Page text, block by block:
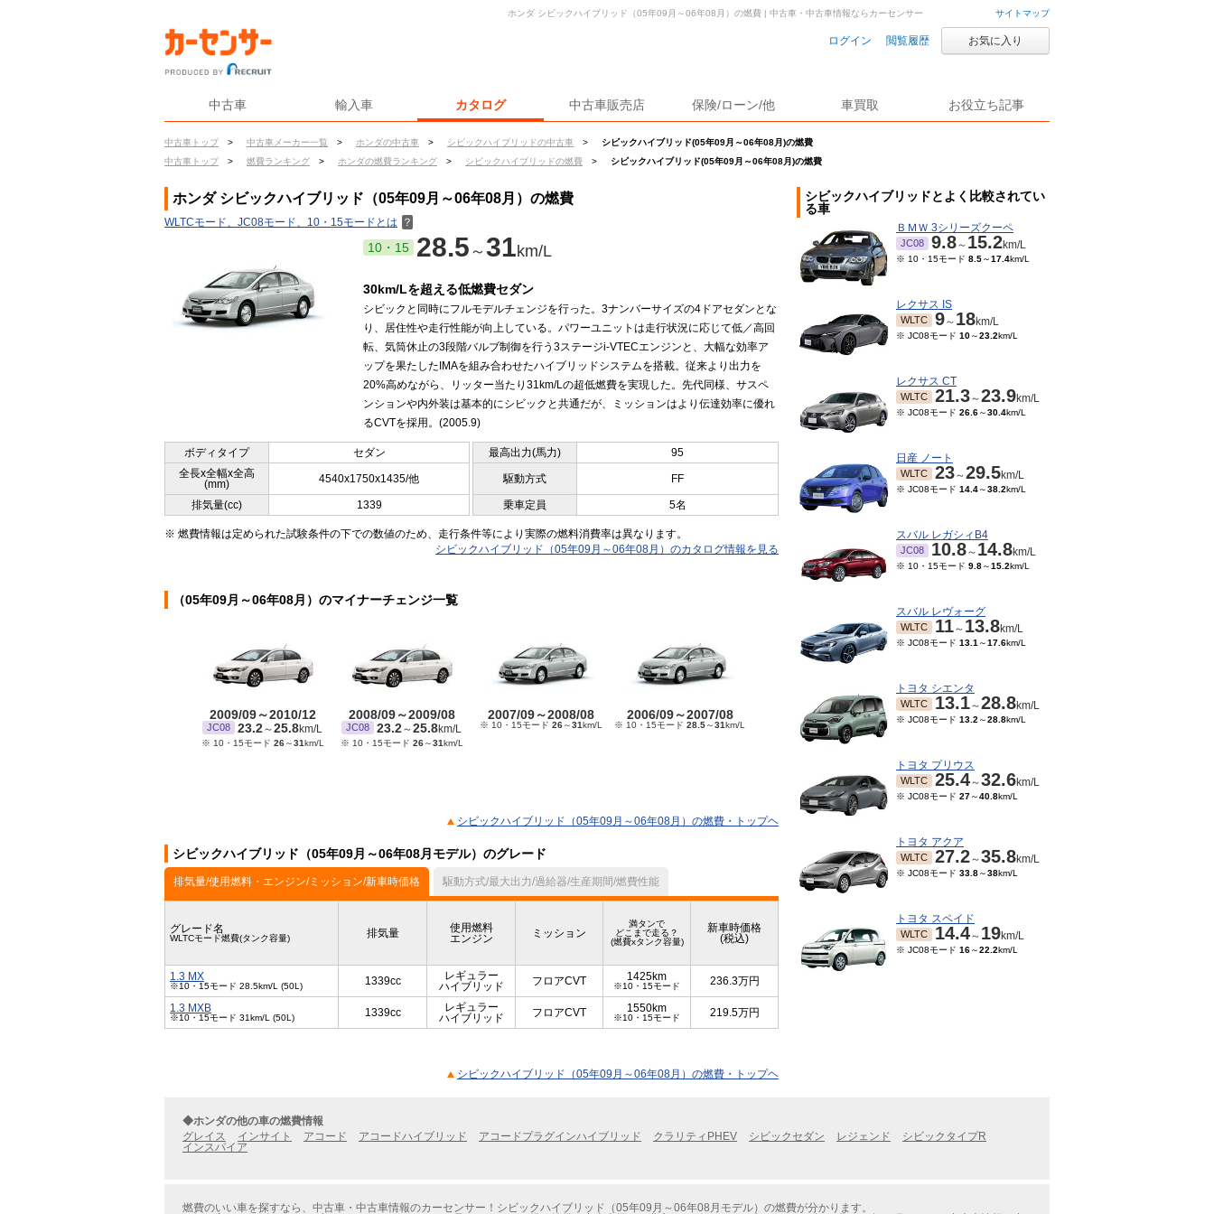
サイトマップ
ログイン 閲覧履歴 お気に入り
中古車 輸入車 カタログ 中古車販売店 保険/ローン/他 車買取 お役立ち記事
中古車トップ > 中古車メーカー一覧 > ホンダの中古車 > シビックハイブリッドの中古車 >
シビックハイブリッド(05年09月～06年08月)の燃費
中古車トップ
> 燃費ランキング > ホンダの燃費ランキング > シビックハイブリッドの燃費 > シビックハイブリッド(05年09月～06年08月)の燃費
ホンダ シビックハイブリッド（05年09月～06年08月）の燃費 | 中古車・中古車情報ならカーセンサー
ホンダ シビックハイブリッド（05年09月～06年08月）の燃費
WLTCモード、JC08モード、10・15モードとは ？
10・15 28.5 ～ 31km/L
30km/Lを超える低燃費セダン
シビックと同時にフルモデルチェンジを行った。3ナンバーサイズの4ドアセダンとな
り、居住性や走行性能が向上している。パワーユニットは走行状況に応じて低／高回
転、気筒休止の3段階バルブ制御を行う3ステージi-VTECエンジンと、大幅な効率ア
ップを果たしたIMAを組み合わせたハイブリッドシステムを搭載。従来より出力を
20%高めながら、リッター当たり31km/Lの超低燃費を実現した。先代同様、サスペ
ンションや内外装は基本的にシビックと共通だが、ミッションはより伝達効率に優れ
るCVTを採用。(2005.9)
ボディタイプ セダン 最高出力(馬力)
95
全長x全幅x全高
(mm)
4540x1750x1435/他 駆動方式 FF
排気量(cc) 1339 乗車定員 5名
※ 燃費情報は定められた試験条件の下での数値のため、走行条件等により実際の燃料消費率は異なります。
シビックハイブリッド（05年09月～06年08月）のカタログ情報を見る
（05年09月～06年08月）のマイナーチェンジ一覧
2009/09～2010/12
JC08 23.2～25.8km/L
※ 10・15モード 26～31km/L
2008/09～2009/08
JC08 23.2～25.8km/L
※ 10・15モード 26～31km/L
2007/09～2008/08
※ 10・15モード 26～31km/L
2006/09～2007/08
※ 10・15モード 28.5～31km/L
シビックハイブリッド（05年09月～06年08月）の燃費・トップヘ
シビックハイブリッド（05年09月～06年08月モデル）のグレード
排気量/使用燃料・エンジン/ミッション/新車時価格 駆動方式/最大出力/過給器/生産期間/燃費性能
グレード名
WLTCモード燃費(タンク容量) 排気量
使用燃料
エンジン
ミッション
満タンで
どこまで走る？
(燃費xタンク容量)
新車時価格
(税込)
1.3 MX
※10・15モード 28.5km/L (50L) 1339cc
レギュラー
ハイブリッド
フロアCVT 1425km
※10・15モード 236.3万円
1.3 MXB
※10・15モード 31km/L (50L) 1339cc
レギュラー
ハイブリッド
フロアCVT 1550km
※10・15モード 219.5万円
シビックハイブリッド（05年09月～06年08月）の燃費・トップヘ
シビックハイブリッドとよく比較されてい
る車
ＢＭＷ 3シリーズクーペ
JC08 9.8～ 15.2km/L
※ 10・15モード 8.5～17.4km/L
レクサス IS
WLTC 9～ 18km/L
※ JC08モード 10～23.2km/L
レクサス CT
WLTC 21.3～23.9km/L
※ JC08モード 26.6～30.4km/L
日産 ノート
WLTC 23～29.5km/L
※ JC08モード 14.4～38.2km/L
スバル レガシィB4
JC08 10.8～ 14.8km/L
※ 10・15モード 9.8～15.2km/L
スバル レヴォーグ
WLTC 11～ 13.8km/L
※ JC08モード 13.1 ～17.6km/L
トヨタ シエンタ
WLTC 13.1～28.8km/L
※ JC08モード 13.2 ～28.8km/L
トヨタ プリウス
WLTC 25.4～32.6km/L
※ JC08モード 27～40.8km/L
トヨタ アクア
WLTC 27.2～35.8km/L
※ JC08モード 33.8～38km/L
トヨタ スペイド
WLTC 14.4～ 19km/L
※ JC08モード 16～22.2km/L
◆ホンダの他の車の燃費情報
グレイス
インサイト アコード アコードハイブリッド アコードプラグインハイブリッド クラリティPHEV シビックセダン レジェンド
シビックタイプR
インスパイア
燃費のいい車を探すなら、中古車・中古車情報のカーセンサー！シビックハイブリッド（05年09月～06年08月モデル）の燃費が分かります。